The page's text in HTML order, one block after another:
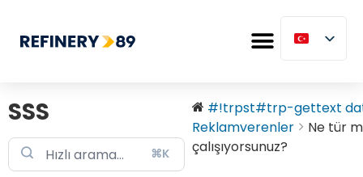
SSS
⌘K
#!trpst#trp-gettext
Reklamverenler
Ne tür
çalışıyorsunuz?